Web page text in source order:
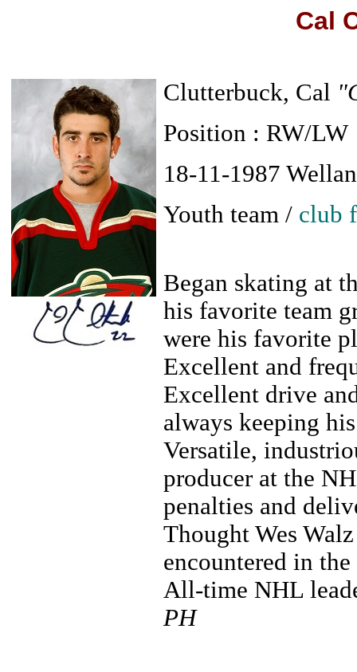
Cal
Clutterbuck, Cal
Position : RW/LW
18-11-1987
Youth team / club
Began skating at
his favorite team
were his favorite
Excellent and
Excellent drive
always keeping
Versatile,
producer at the
penalties and
Thought Wes
encountered in
All-time NHL
PH